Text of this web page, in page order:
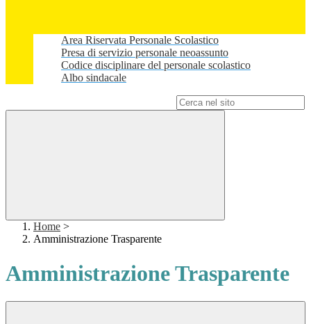
Area Riservata Personale Scolastico
Presa di servizio personale neoassunto
Codice disciplinare del personale scolastico
Albo sindacale
Home >
Amministrazione Trasparente
Amministrazione Trasparente